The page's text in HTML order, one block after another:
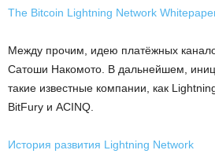
The Bitcoin Lightning Network
Между прочим, идею платёжных
Сатоши Накомото. В дальнейшем,
такие известные компании, как
BitFury и ACINQ.
История развития Lightning Network